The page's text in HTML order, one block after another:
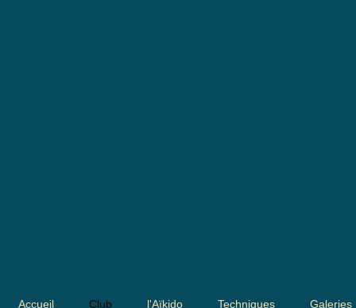
Accueil Club l'Aïkido Techniques Galeries